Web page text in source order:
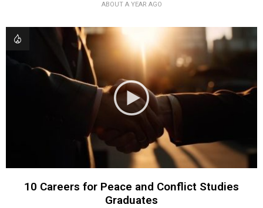
ABOUT A YEAR AGO
10 Careers for Peace and Conflict Studies
Graduates